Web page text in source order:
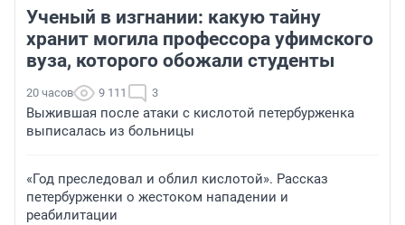
Ученый в изгнании: какую тайну
хранит могила профессора уфимского
вуза, которого обожали студенты
20 часов 9 111 3
Выжившая после атаки с кислотой петербурженка
выписалась из больницы
«Год преследовал и облил кислотой». Рассказ
петербурженки о жестоком нападении и
реабилитации